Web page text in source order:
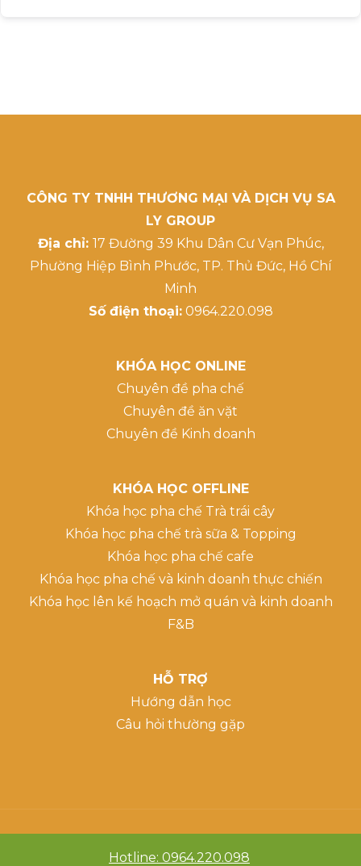
CÔNG TY TNHH THƯƠNG MẠI VÀ DỊCH VỤ SA
LY GROUP
Địa chỉ: 17 Đường 39 Khu Dân Cư Vạn Phúc,
Phường Hiệp Bình Phước, TP. Thủ Đức, Hồ Chí
Minh
Số điện thoại:0964.220.098
KHÓA HỌC ONLINE
Chuyên đề pha chế
Chuyên đề ăn vặt
Chuyên đề Kinh doanh
KHÓA HỌC OFFLINE
Khóa học pha chế Trà trái cây
Khóa học pha chế trà sữa & Topping
Khóa học pha chế cafe
Khóa học pha chế và kinh doanh thực chiến
Khóa học lên kế hoạch mở quán và kinh doanh
F&B
HỖ TRỢ
Hướng dẫn học
Câu hỏi thường gặp
Hotline: 0964.220.098